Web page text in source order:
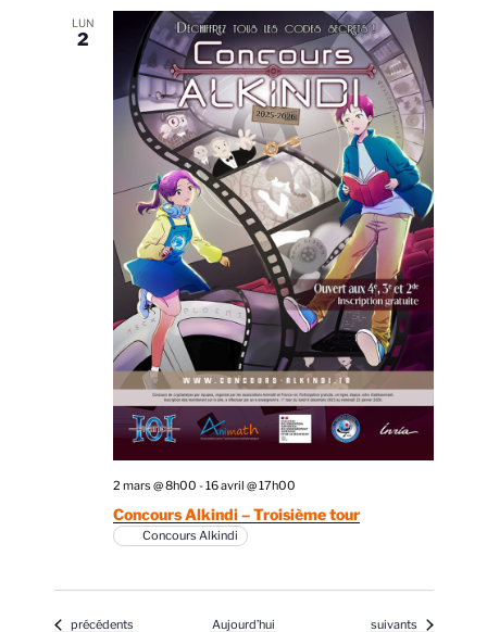
LUN
2
Concours Alkindi – Troisième tour
2 mars @ 8h00 -16 avril @ 17h00
Concours Alkindi
Évènements
précédents Aujourd’hui Évènements
suivants